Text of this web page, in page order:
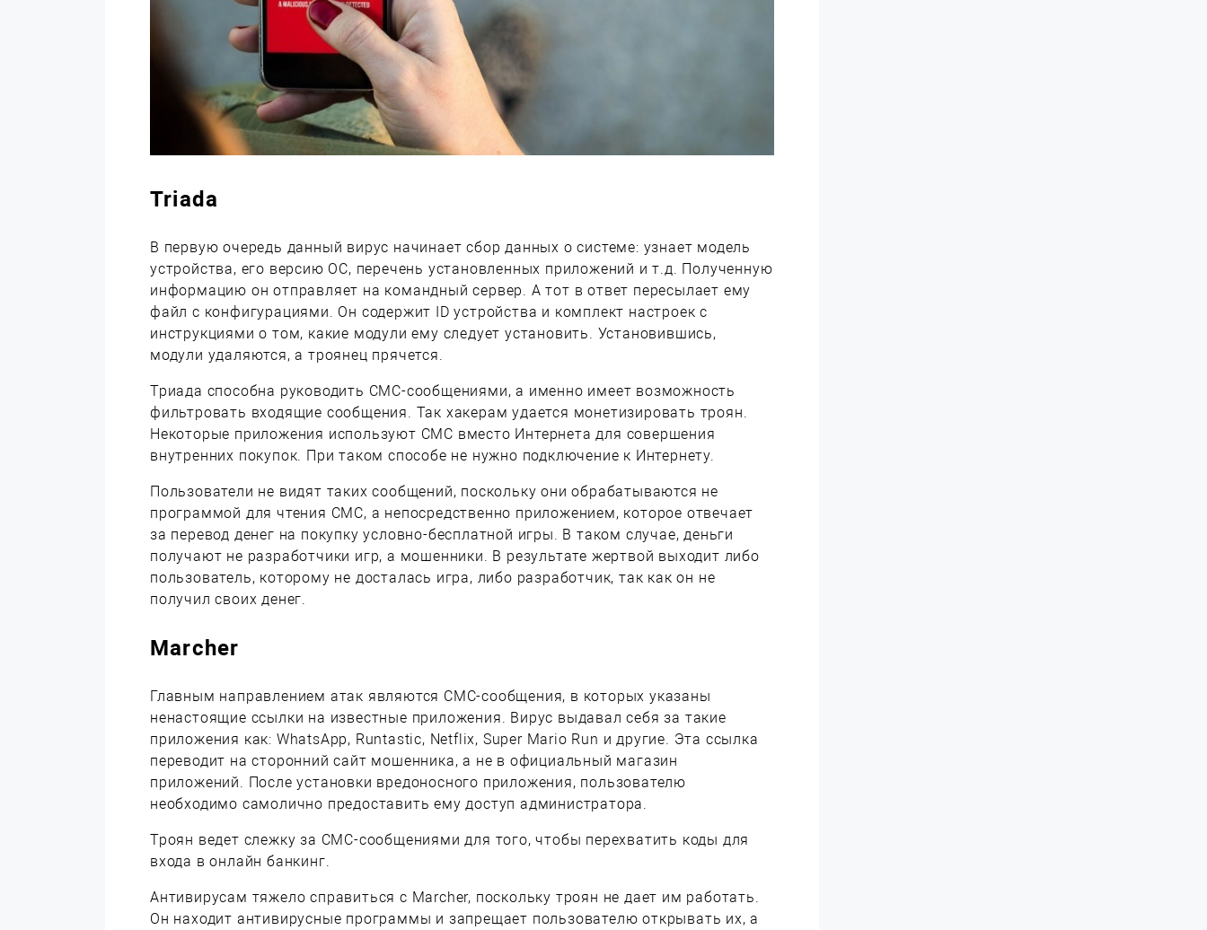
Triada
В первую очередь данный вирус начинает сбор данных о системе: узнает модель
устройства, его версию ОС, перечень установленных приложений и т.д. Полученную
информацию он отправляет на командный сервер. А тот в ответ пересылает ему
файл с конфигурациями. Он содержит ID устройства и комплект настроек с
инструкциями о том, какие модули ему следует установить. Установившись,
модули удаляются, а троянец прячется.
Триада способна руководить СМС-сообщениями, а именно имеет возможность
фильтровать входящие сообщения. Так хакерам удается монетизировать троян.
Некоторые приложения используют СМС вместо Интернета для совершения
внутренних покупок. При таком способе не нужно подключение к Интернету.
Пользователи не видят таких сообщений, поскольку они обрабатываются не
программой для чтения СМС, а непосредственно приложением, которое отвечает
за перевод денег на покупку условно-бесплатной игры. В таком случае, деньги
получают не разработчики игр, а мошенники. В результате жертвой выходит либо
пользователь, которому не досталась игра, либо разработчик, так как он не
получил своих денег.
Marcher
Главным направлением атак являются СМС-сообщения, в которых указаны
ненастоящие ссылки на известные приложения. Вирус выдавал себя за такие
приложения как: WhatsApp, Runtastic, Netflix, Super Mario Run и другие. Эта ссылка
переводит на сторонний сайт мошенника, а не в официальный магазин
приложений. После установки вредоносного приложения, пользователю
необходимо самолично предоставить ему доступ администратора.
Троян ведет слежку за СМС-сообщениями для того, чтобы перехватить коды для
входа в онлайн банкинг.
Антивирусам тяжело справиться с Marcher, поскольку троян не дает им работать.
Он находит антивирусные программы и запрещает пользователю открывать их, а